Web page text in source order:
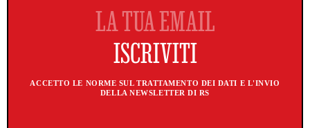
ACCETTO LE NORME SUL TRATTAMENTO DEI DATI E L'INVIO
DELLA NEWSLETTER DI RS